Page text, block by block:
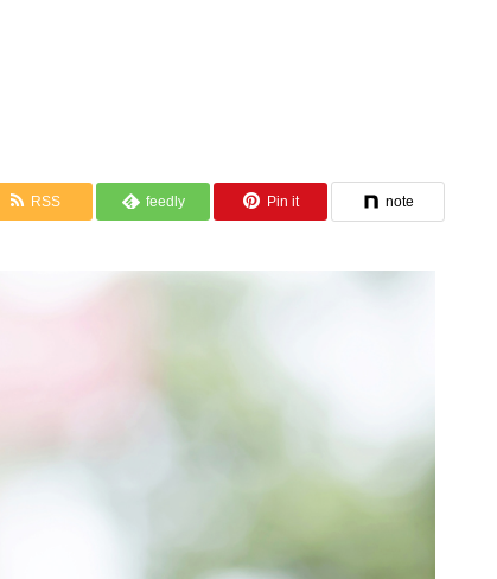
RSS feedly Pin it note